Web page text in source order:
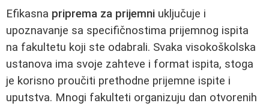
Efikasna priprema za prijemni uključuje i
upoznavanje sa specifičnostima prijemnog ispita
na fakultetu koji ste odabrali. Svaka visokoškolska
ustanova ima svoje zahteve i format ispita, stoga
je korisno proučiti prethodne prijemne ispite i
uputstva. Mnogi fakulteti organizuju dan otvorenih